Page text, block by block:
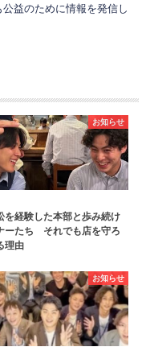
益のために情報を発信し
お知らせ
を経験した本部と歩み続け
ーたち それでも店を守ろ
理由
お知らせ